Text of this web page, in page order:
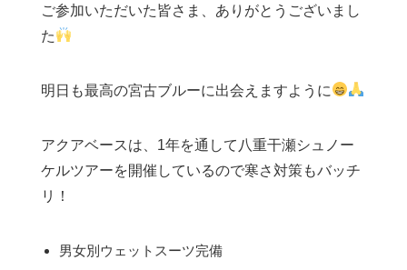
ご参加いただいた皆さま、ありがとうございまし
た
明日も最高の宮古ブルーに出会えますように
アクアベースは、1年を通して八重干瀬シュノー
ケルツアーを開催しているので寒さ対策もバッチ
リ！
男女別ウェットスーツ完備